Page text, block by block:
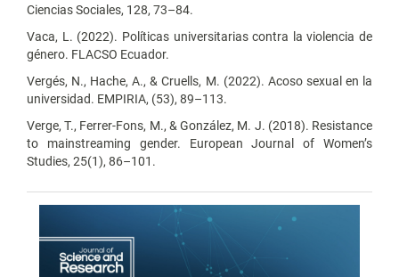
Ciencias Sociales, 128, 73–84.
Vaca, L. (2022). Políticas universitarias contra la violencia de
género. FLACSO Ecuador.
Vergés, N., Hache, A., & Cruells, M. (2022). Acoso sexual en la
universidad. EMPIRIA, (53), 89–113.
Verge, T., Ferrer-Fons, M., & González, M. J. (2018). Resistance
to mainstreaming gender. European Journal of Women’s
Studies, 25(1), 86–101.